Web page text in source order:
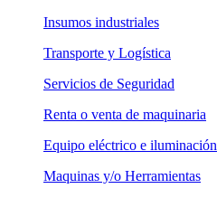
Insumos industriales
Transporte y Logística
Servicios de Seguridad
Renta o venta de maquinaria
Equipo eléctrico e iluminación
Maquinas y/o Herramientas